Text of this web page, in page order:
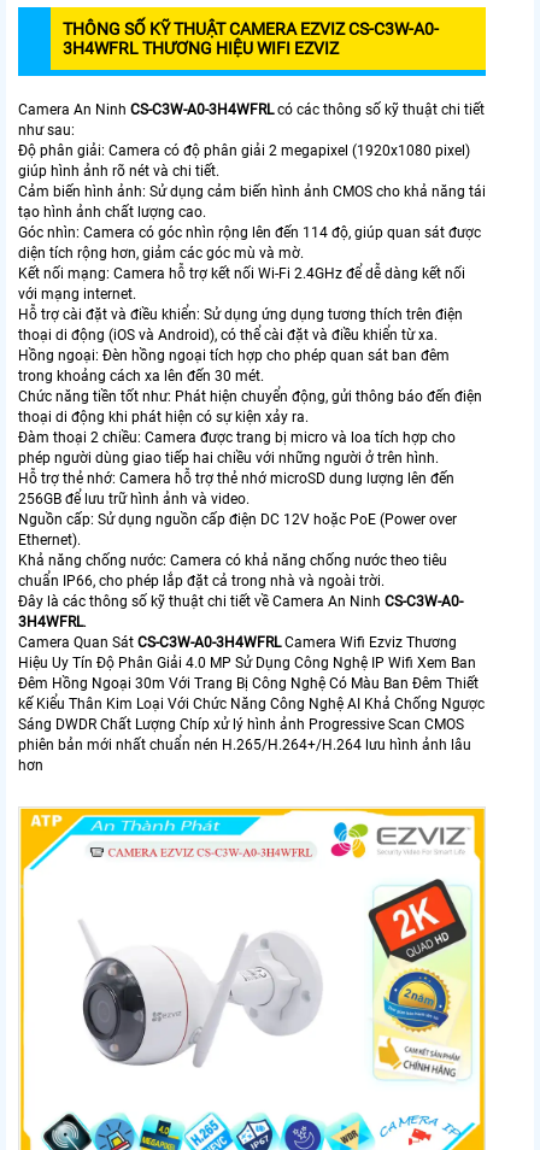
THÔNG SỐ KỸ THUẬT CAMERA EZVIZ CS-C3W-A0-
3H4WFRL THƯƠNG HIỆU WIFI EZVIZ
Camera An Ninh CS-C3W-A0-3H4WFRLcó các thông số kỹ thuật chi tiết
như sau:
Độ phân giải: Camera có độ phân giải 2 megapixel (1920x1080 pixel)
giúp hình ảnh rõ nét và chi tiết.
Cảm biến hình ảnh: Sử dụng cảm biến hình ảnh CMOS cho khả năng tái
tạo hình ảnh chất lượng cao.
Góc nhìn: Camera có góc nhìn rộng lên đến 114 độ, giúp quan sát được
diện tích rộng hơn, giảm các góc mù và mờ.
Kết nối mạng: Camera hỗ trợ kết nối Wi-Fi 2.4GHz để dễ dàng kết nối
với mạng internet.
Hỗ trợ cài đặt và điều khiển: Sử dụng ứng dụng tương thích trên điện
thoại di động (iOS và Android), có thể cài đặt và điều khiển từ xa.
Hồng ngoại: Đèn hồng ngoại tích hợp cho phép quan sát ban đêm
trong khoảng cách xa lên đến 30 mét.
Chức năng tiền tốt như: Phát hiện chuyển động, gửi thông báo đến điện
thoại di động khi phát hiện có sự kiện xảy ra.
Đàm thoại 2 chiều: Camera được trang bị micro và loa tích hợp cho
phép người dùng giao tiếp hai chiều với những người ở trên hình.
Hỗ trợ thẻ nhớ: Camera hỗ trợ thẻ nhớ microSD dung lượng lên đến
256GB để lưu trữ hình ảnh và video.
Nguồn cấp: Sử dụng nguồn cấp điện DC 12V hoặc PoE (Power over
Ethernet).
Khả năng chống nước: Camera có khả năng chống nước theo tiêu
chuẩn IP66, cho phép lắp đặt cả trong nhà và ngoài trời.
Đây là các thông số kỹ thuật chi tiết về Camera An Ninh CS-C3W-A0-
3H4WFRL.
Camera Quan Sát CS-C3W-A0-3H4WFRLCamera Wifi Ezviz Thương
Hiệu Uy Tín Độ Phân Giải 4.0 MP Sử Dụng Công Nghệ IP Wifi Xem Ban
Đêm Hồng Ngoại 30m Với Trang Bị Công Nghệ Có Màu Ban Đêm Thiết
kế Kiểu Thân Kim Loại Với Chức Năng Công Nghệ AI Khả Chống Ngược
Sáng DWDR Chất Lượng Chíp xử lý hình ảnh Progressive Scan CMOS
phiên bản mới nhất chuẩn nén H.265/H.264+/H.264 lưu hình ảnh lâu
hơn